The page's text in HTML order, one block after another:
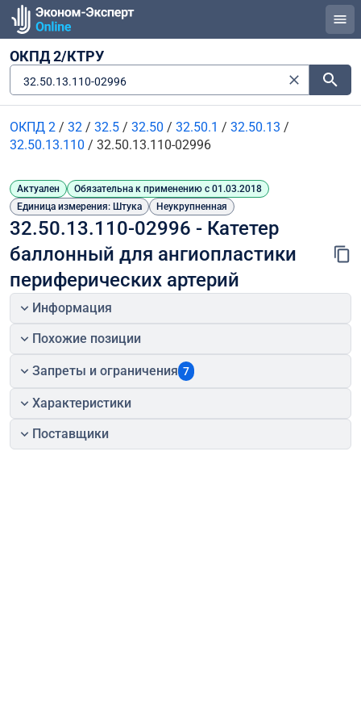
ОКПД 2/КТРУ
32.50.13.110-02996
ОКПД 2 / 32 / 32.5 / 32.50 / 32.50.1 / 32.50.13 /
32.50.13.110 / 32.50.13.110-02996
Актуален
Обязательна к применению с 01.03.2018
Единица измерения: Штука
Неукрупненная
32.50.13.110-02996 - Катетер
баллонный для ангиопластики
периферических артерий
Информация
Похожие позиции
Запреты и ограничения 7
Характеристики
Поставщики